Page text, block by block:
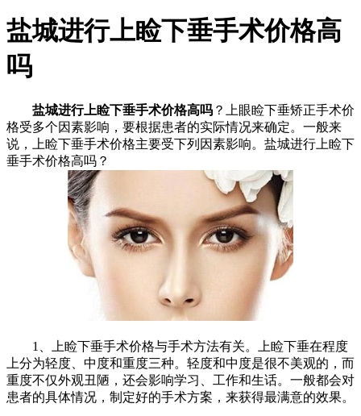
盐城进行上睑下垂手术价格高
吗
盐城进行上睑下垂手术价格高吗 ？上眼睑下垂矫正手术价
格受多个因素影响，要根据患者的实际情况来确定。一般来
说，上睑下垂手术价格主要受下列因素影响。盐城进行上睑下
垂手术价格高吗？
1、上睑下垂手术价格与手术方法有关。上睑下垂在程度
上分为轻度、中度和重度三种。轻度和中度是很不美观的，而
重度不仅外观丑陋，还会影响学习、工作和生话。一般都会对
患者的具体情况，制定好的手术方案，来获得最满意的效果。